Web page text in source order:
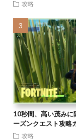
攻略
10秒間、高い茂みに
ーズンクエスト攻略
攻略